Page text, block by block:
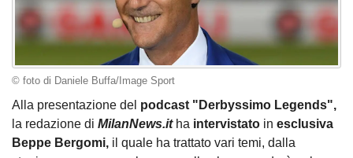
© foto di Daniele Buffa/Image Sport
Alla presentazione del podcast "Derbyssimo Legends",
la redazione di MilanNews.itha intervistato in esclusiva
Beppe Bergomi, il quale ha trattato vari temi, dalla